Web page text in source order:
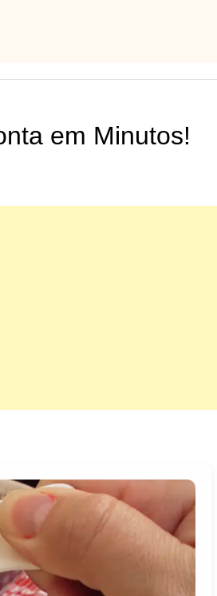
em Minutos!